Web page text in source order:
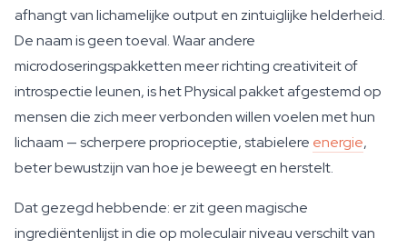
afhangt van lichamelijke output en zintuiglijke helderheid.
De naam is geen toeval. Waar andere
microdoseringspakketten meer richting creativiteit of
introspectie leunen, is het Physical pakket afgestemd op
mensen die zich meer verbonden willen voelen met hun
lichaam — scherpere proprioceptie, stabielere energie,
beter bewustzijn van hoe je beweegt en herstelt.
Dat gezegd hebbende: er zit geen magische
ingrediëntenlijst in die op moleculair niveau verschilt van